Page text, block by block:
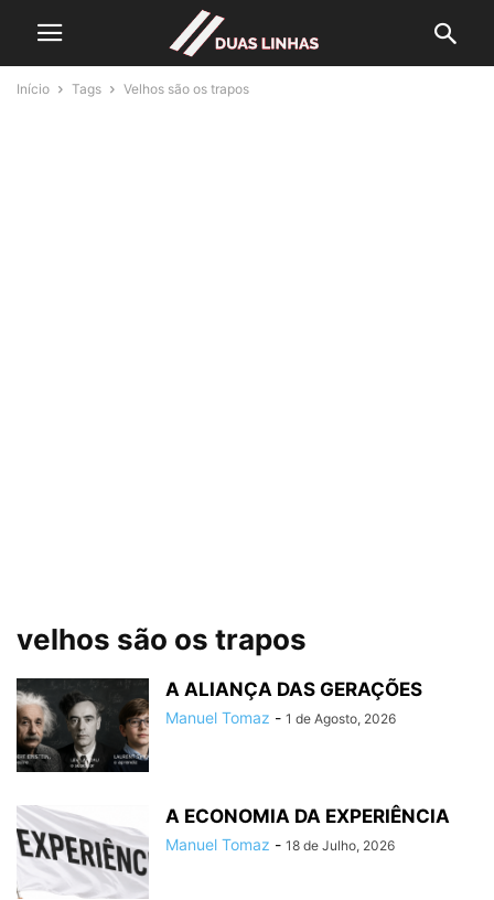
Início Tags Velhos são os trapos
velhos são os trapos
A ALIANÇA DAS GERAÇÕES
Manuel Tomaz - 1 de Agosto, 2026
A ECONOMIA DA EXPERIÊNCIA
Manuel Tomaz - 18 de Julho, 2026